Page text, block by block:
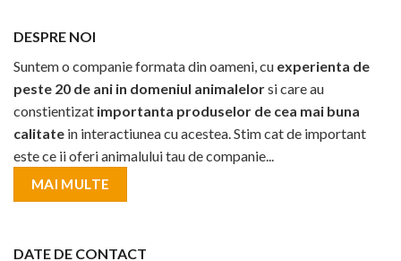
DESPRE NOI
Suntem o companie formata din oameni, cu experienta de
peste 20 de ani in domeniul animalelorsi care au
constientizat importanta produselor de cea mai buna
calitate in interactiunea cu acestea. Stim cat de important
este ce ii oferi animalului tau de companie...
MAI MULTE
DATE DE CONTACT